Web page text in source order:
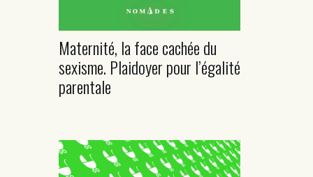
Maternité, la face cachée du
sexisme. Plaidoyer pour l’égalité
parentale